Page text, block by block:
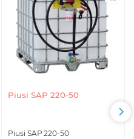
Piusi SAР 220-50
Piusi SAР 220-50